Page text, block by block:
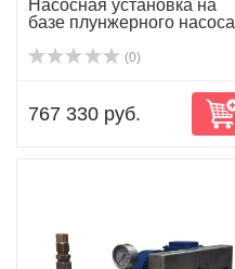
Насосная установка на
базе плунжерного насоса
(0)
767 330 руб.